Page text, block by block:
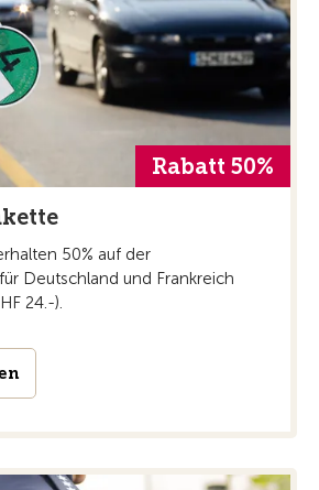
Rabatt 50%
50% auf der
Deutschland und Frankreich
24.-).